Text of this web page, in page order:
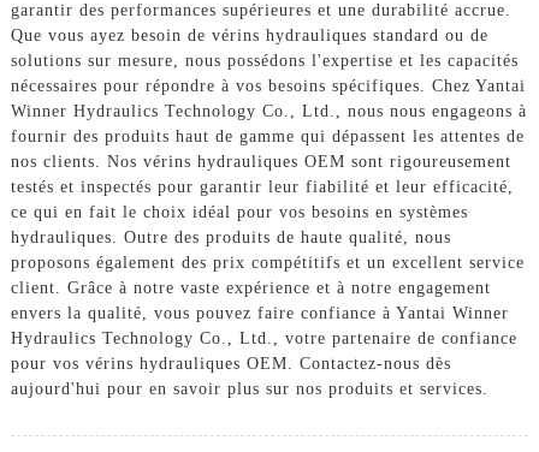
garantir des performances supérieures et une durabilité accrue.
Que vous ayez besoin de vérins hydrauliques standard ou de
solutions sur mesure, nous possédons l'expertise et les capacités
nécessaires pour répondre à vos besoins spécifiques. Chez Yantai
Winner Hydraulics Technology Co., Ltd., nous nous engageons à
fournir des produits haut de gamme qui dépassent les attentes de
nos clients. Nos vérins hydrauliques OEM sont rigoureusement
testés et inspectés pour garantir leur fiabilité et leur efficacité,
ce qui en fait le choix idéal pour vos besoins en systèmes
hydrauliques. Outre des produits de haute qualité, nous
proposons également des prix compétitifs et un excellent service
client. Grâce à notre vaste expérience et à notre engagement
envers la qualité, vous pouvez faire confiance à Yantai Winner
Hydraulics Technology Co., Ltd., votre partenaire de confiance
pour vos vérins hydrauliques OEM. Contactez-nous dès
aujourd'hui pour en savoir plus sur nos produits et services.